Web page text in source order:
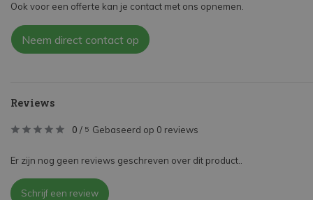
Ook voor een offerte kan je contact met ons opnemen.
Neem direct contact op
Reviews
0 / 5 Gebaseerd op 0 reviews
Er zijn nog geen reviews geschreven over dit product..
Schrijf een review